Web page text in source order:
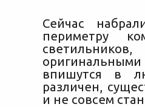
Сейчас
периметру
впишутся в
различен,
и не совсем